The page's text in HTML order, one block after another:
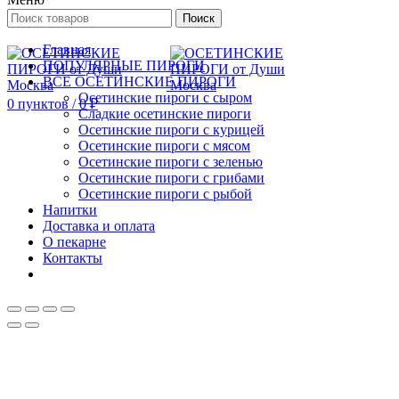
0 пунктов / 0₽
Поиск
Главная
ПОПУЛЯРНЫЕ ПИРОГИ
ВСЕ ОСЕТИНСКИЕ ПИРОГИ
Осетинские пироги с сыром
Сладкие осетинские пироги
Осетинские пироги с курицей
Осетинские пироги с мясом
Осетинские пироги с зеленью
Осетинские пироги с грибами
Осетинские пироги с рыбой
Напитки
Доставка и оплата
О пекарне
Контакты